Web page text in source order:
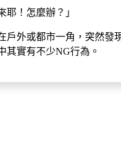
耶！怎麼辦？」
戶外或都市一角，突然
其實有不少NG行為。